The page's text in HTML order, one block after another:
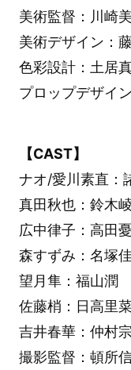
美術監督：川崎
美術デザイン：
色彩設計：土居
プロップデザイ
【CAST】
ナオ/愛川素直：
真田秋也：鈴木
広中律子：高田
森すずみ：名塚
望月隼：福山潤
佐藤梢：日高里菜
吉井春華：仲村
撮影監督：頓所